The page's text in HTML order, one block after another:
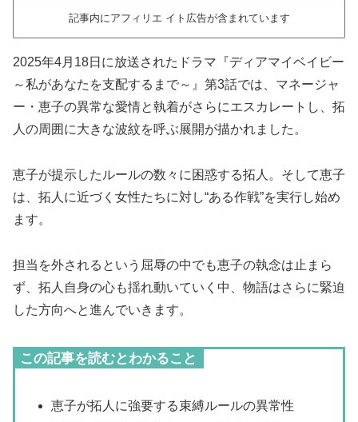
記事内にアフィリエ イト広告が含まれています
2025年4月18日に放送されたドラマ『ディアマイベイビー
～私があなたを支配するまで～』第3話では、マネージャ
ー・恵子の異常な愛情と執着がさらにエスカレートし、拓
人の周囲に大きな波紋を呼ぶ展開が描かれました。
恵子が提示したルールの数々に困惑する拓人。そして恵子
は、拓人に近づく女性たちに対し“ある作戦”を実行し始め
ます。
担当を外されるという屈辱の中でも恵子の執念は止まら
ず、拓人自身の心も揺れ動いていく中、物語はさらに緊迫
した方向へと進んでいきます。
この記事を読むとわかること
恵子が拓人に強要する束縛ルールの異常性